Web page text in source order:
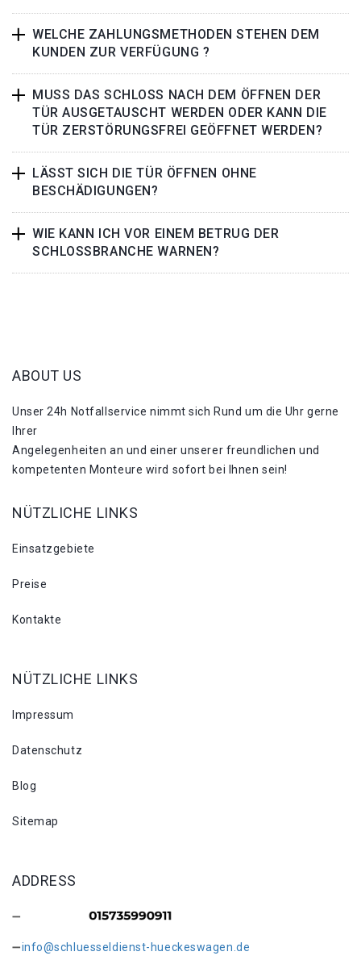
WELCHE ZAHLUNGSMETHODEN STEHEN DEM
KUNDEN ZUR VERFÜGUNG ?
MUSS DAS SCHLOSS NACH DEM ÖFFNEN DER
TÜR AUSGETAUSCHT WERDEN ODER KANN DIE
TÜR ZERSTÖRUNGSFREI GEÖFFNET WERDEN?
LÄSST SICH DIE TÜR ÖFFNEN OHNE
BESCHÄDIGUNGEN?
WIE KANN ICH VOR EINEM BETRUG DER
SCHLOSSBRANCHE WARNEN?
ABOUT US
Unser 24h Notfallservice nimmt sich Rund um die Uhr gerne
Ihrer
Angelegenheiten an und einer unserer freundlichen und
kompetenten Monteure wird sofort bei Ihnen sein!
NÜTZLICHE LINKS
Einsatzgebiete
Preise
Kontakte
NÜTZLICHE LINKS
Impressum
Datenschutz
Blog
Sitemap
ADDRESS
info@schluesseldienst-hueckeswagen.de